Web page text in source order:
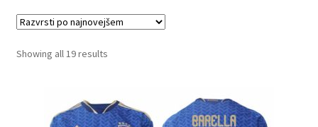
Showing all 19 resultsSorted